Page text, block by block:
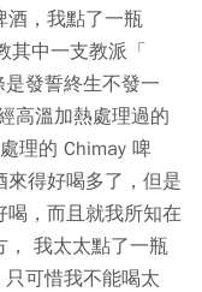
酒，我點了一瓶
中一支教派「
發誓終生不發一
高溫加熱處理過的
理的 Chimay 啤
得好喝多了，但是
喝，而且就我所知在
， 我太太點了一瓶
可惜我不能喝太